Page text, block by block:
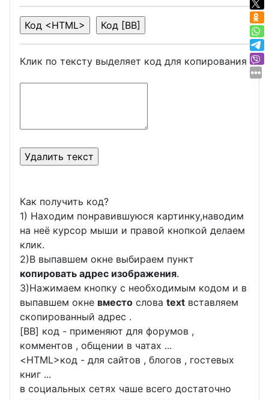
Клик по тексту выделяет код для копирования
Как получить код?
1) Находим понравившуюся картинку,наводим
на неё курсор мыши и правой кнопкой делаем
клик.
2)В выпавшем окне выбираем пункт
копировать адрес изображения.
3)Нажимаем кнопку с необходимым кодом и в
выпавшем окне вместо слова text вставляем
скопированный адрес .
[BB] код - применяют для форумов ,
комментов , общении в чатах ...
<HTML>код - для сайтов , блогов , гостевых
книг ...
в социальных сетях чаше всего достаточно